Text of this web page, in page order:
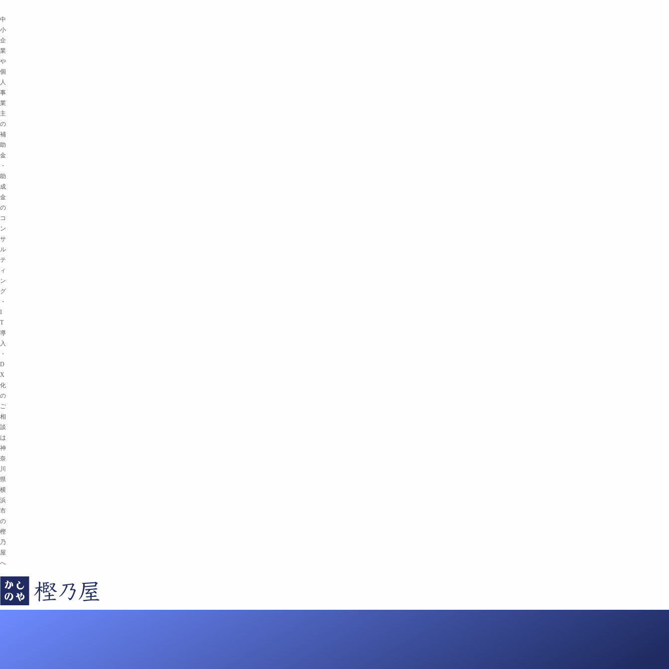
中
小
企
業
や
個
人
事
業
主
の
補
助
金
・
助
成
金
の
コ
ン
サ
ル
テ
ィ
ン
グ
・
I
T
導
入
・
D
X
化
の
ご
相
談
は
神
奈
川
県
横
浜
市
の
樫
乃
屋
へ